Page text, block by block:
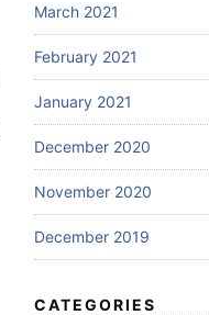
March 2021
February 2021
January 2021
December 2020
November 2020
December 2019
CATEGORIES